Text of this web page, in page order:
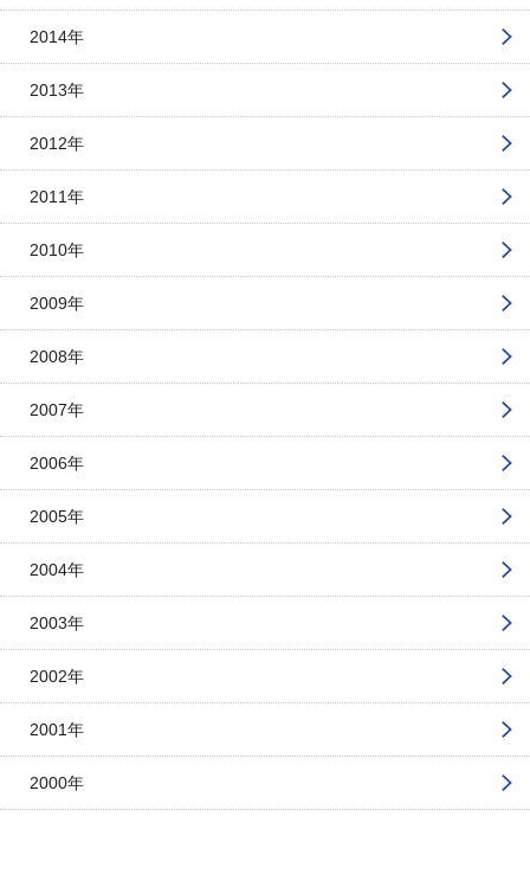
2014年
2013年
2012年
2011年
2010年
2009年
2008年
2007年
2006年
2005年
2004年
2003年
2002年
2001年
2000年